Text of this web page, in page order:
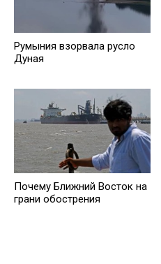
Румыния взорвала русло
Дуная
Почему Ближний Восток на
грани обострения